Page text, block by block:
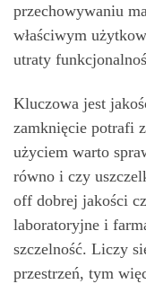
przechowywaniu
właściwym
utraty
Kluczowa jest
zamknięcie potrafi
użyciem warto
równo i czy
off dobrej jakości
laboratoryjne i
szczelność. Liczy
przestrzeń, tym